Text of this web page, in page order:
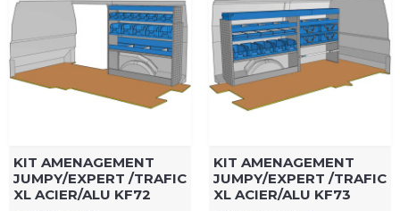
KIT AMENAGEMENT
JUMPY/EXPERT /TRAFIC
XL ACIER/ALU KF72
KIT AMENAGEMENT
JUMPY/EXPERT /TRAFIC
XL ACIER/ALU KF73